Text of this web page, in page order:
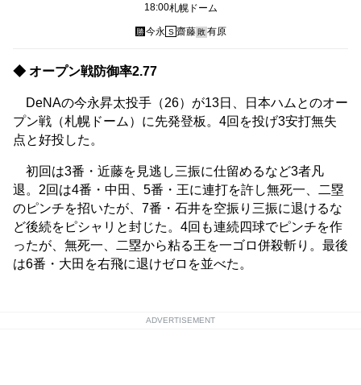
18:00札幌ドーム
勝今永 S 齋藤敗有原
◆ オープン戦防御率2.77
DeNAの今永昇太投手（26）が13日、日本ハムとのオー
プン戦（札幌ドーム）に先発登板。4回を投げ3安打無失
点と好投した。
初回は3番・近藤を見逃し三振に仕留めるなど3者凡
退。2回は4番・中田、5番・王に連打を許し無死一、二塁
のピンチを招いたが、7番・石井を空振り三振に退けるな
ど後続をピシャリと封じた。4回も連続四球でピンチを作
ったが、無死一、二塁から粘る王を一ゴロ併殺斬り。最後
は6番・大田を右飛に退けゼロを並べた。
ADVERTISEMENT